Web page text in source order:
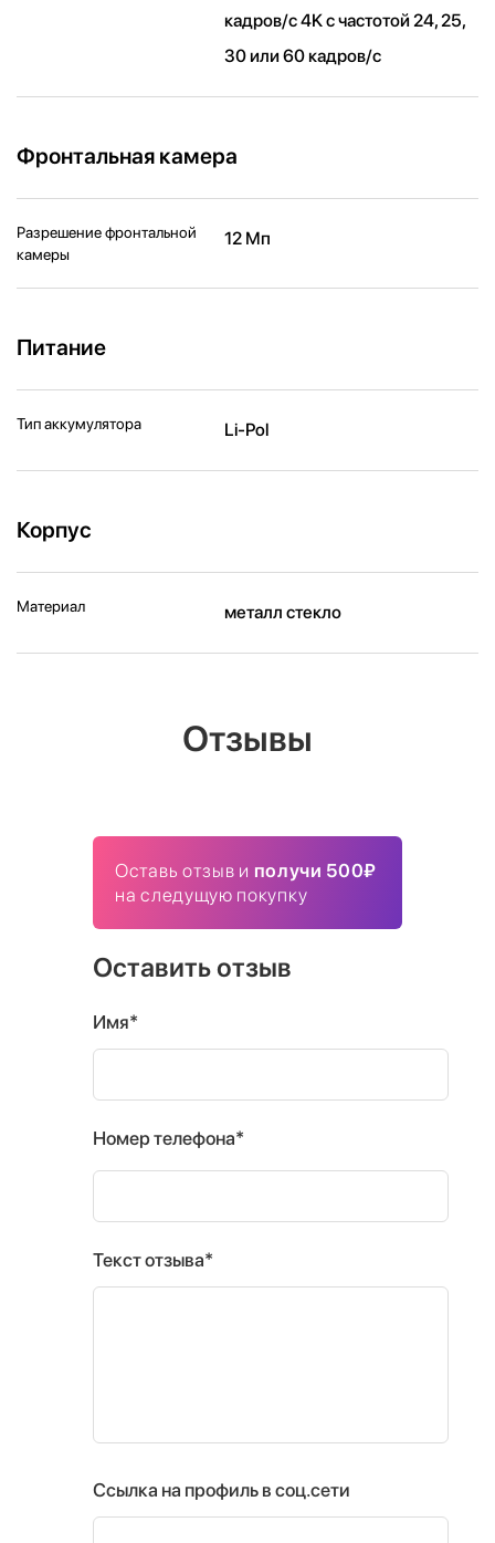
кадров/ с 4K с частотой 24, 25,
30 или 60 кадров/ с
Фронтальная камера
Разрешение фронтальной
камеры
12 Мп
Питание
Тип аккумулятора Li-Pol
Корпус
Материал металл стекло
Отзывы
Оставь отзыв и получи 500₽
на следущую покупку
Оставить отзыв
Имя*
Номер телефона*
Текст отзыва*
Ссылка на профиль в соц.сети